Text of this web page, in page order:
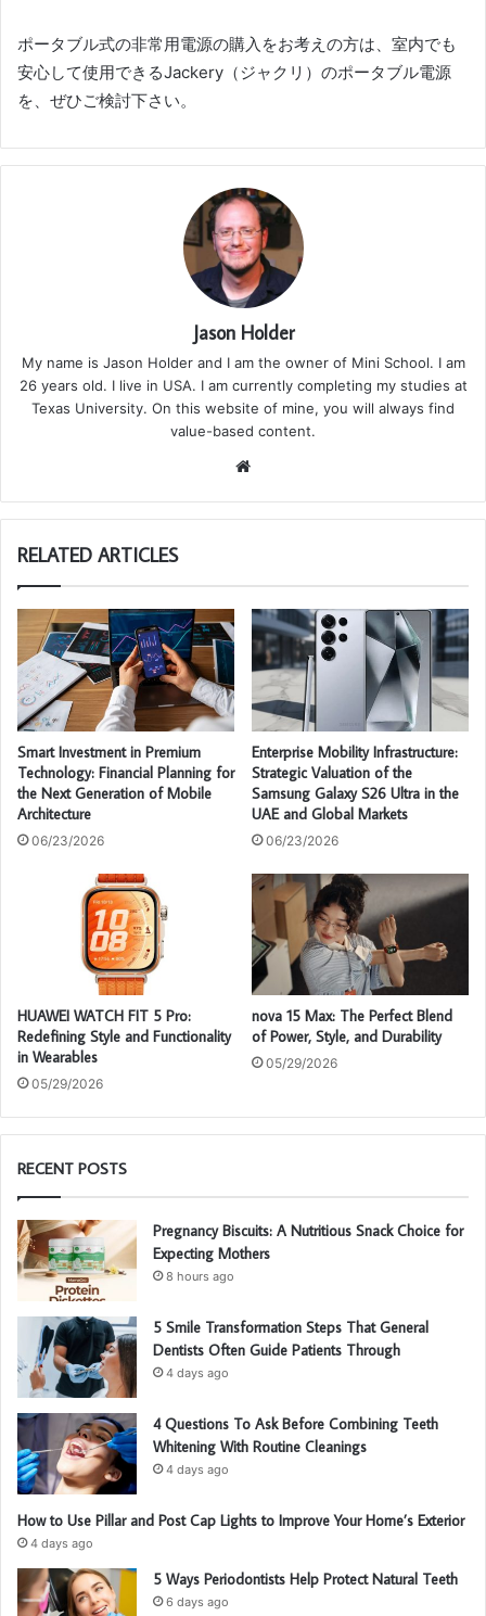
ポータブル式の非常用電源の購入をお考えの方は、室内でも
安心して使用できるJackery（ジャクリ）のポータブル電源
を、ぜひご検討下さい。
Jason Holder
My name is Jason Holder and I am the owner of Mini School. I am
26 years old. I live in USA. I am currently completing my studies at
Texas University. On this website of mine, you will always find
value-based content.
te
RELATED ARTICLES
Smart Investment in Premium
Technology: Financial Planning for
the Next Generation of Mobile
Architecture
06/23/2026
Enterprise Mobility Infrastructure:
Strategic Valuation of the
Samsung Galaxy S26 Ultra in the
UAE and Global Markets
06/23/2026
HUAWEI WATCH FIT 5 Pro:
Redefining Style and Functionality
in Wearables
05/29/2026
nova 15 Max: The Perfect Blend
of Power, Style, and Durability
05/29/2026
RECENT POSTS
Pregnancy Biscuits: A Nutritious Snack Choice for
Expecting Mothers
8 hours ago
5 Smile Transformation Steps That General
Dentists Often Guide Patients Through
4 days ago
4 Questions To Ask Before Combining Teeth
Whitening With Routine Cleanings
4 days ago
How to Use Pillar and Post Cap Lights to Improve Your Home’s Exterior
4 days ago
5 Ways Periodontists Help Protect Natural Teeth
6 days ago